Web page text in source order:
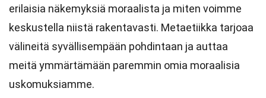
erilaisia näkemyksiä moraalista ja miten voimme
keskustella niistä rakentavasti. Metaetiikka tarjoaa
välineitä syvällisempään pohdintaan ja auttaa
meitä ymmärtämään paremmin omia moraalisia
uskomuksiamme.